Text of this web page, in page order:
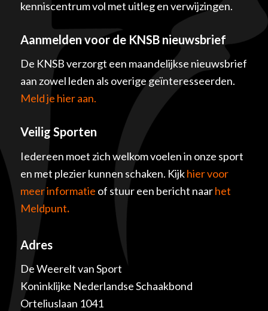
kenniscentrum vol met uitleg en verwijzingen.
Aanmelden voor de KNSB nieuwsbrief
De KNSB verzorgt een maandelijkse nieuwsbrief
aan zowel leden als overige geïnteresseerden.
Meld je hier aan.
Veilig Sporten
Iedereen moet zich welkom voelen in onze sport
en met plezier kunnen schaken. Kijkhier voor
meer informatie of stuur een bericht naarhet
Meldpunt.
Adres
De Weerelt van Sport
Koninklijke Nederlandse Schaakbond
Orteliuslaan 1041